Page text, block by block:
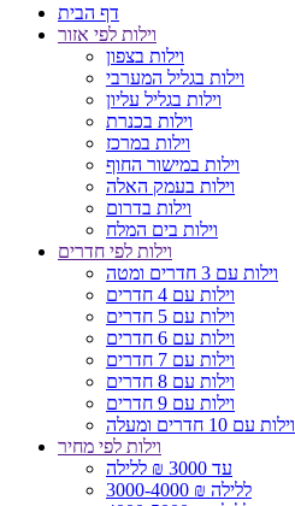
דף הבית
וילות לפי אזור
וילות בצפון
וילות בגליל המערבי
וילות בגליל עליון
וילות בכנרת
וילות במרכז
וילות במישור החוף
וילות בעמק האלה
וילות בדרום
וילות בים המלח
וילות לפי חדרים
וילות עם 3 חדרים ומטה
וילות עם 4 חדרים
וילות עם 5 חדרים
וילות עם 6 חדרים
וילות עם 7 חדרים
וילות עם 8 חדרים
וילות עם 9 חדרים
וילות עם 10 חדרים ומעלה
וילות לפי מחיר
עד 3000 ₪ ללילה
3000-4000 ₪ ללילה